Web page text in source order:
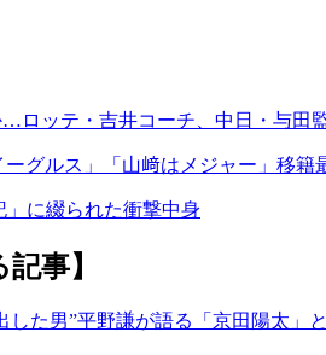
ロッテ・吉井コーチ、中日・与田
グルス」「山﨑はメジャー」移籍
に綴られた衝撃中身
事】
した男”平野謙が語る「京田陽太